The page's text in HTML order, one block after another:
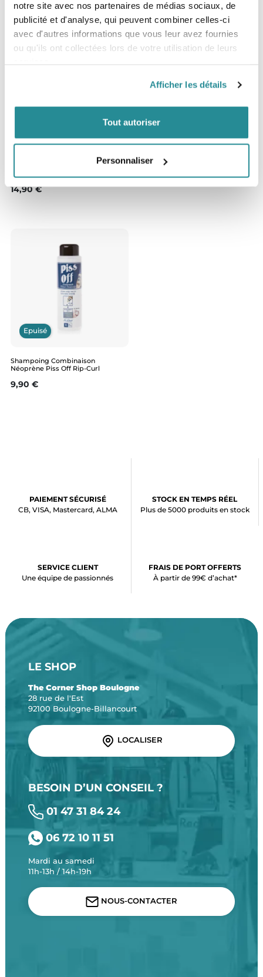
notre site avec nos partenaires de médias sociaux, de
publicité et d'analyse, qui peuvent combiner celles-ci
avec d'autres informations que vous leur avez fournies
ou qu'ils ont collectées lors de votre utilisation de leurs
Afficher les détails
Tout autoriser
Personnaliser
Pochette étanche Seawag - blanc
Prix
14,90 €
Epuisé
Shampoing Combinaison
Néoprène Piss Off Rip-Curl
Prix
9,90 €
PAIEMENT SÉCURISÉ
CB, VISA, Mastercard, ALMA
STOCK EN TEMPS RÉEL
Plus de 5000 produits en stock
SERVICE CLIENT
Une équipe de passionnés
FRAIS DE PORT OFFERTS
À partir de 99€ d’achat*
LE SHOP
The Corner Shop Boulogne
28 rue de l'Est
92100 Boulogne-Billancourt
LOCALISER
BESOIN D’UN CONSEIL ?
01 47 31 84 24
06 72 10 11 51
Mardi au samedi
11h-13h / 14h-19h
NOUS-CONTACTER